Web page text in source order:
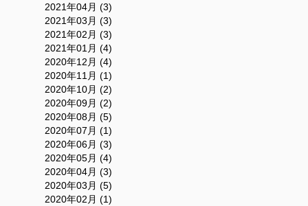
2021年04月 (3)
2021年03月 (3)
2021年02月 (3)
2021年01月 (4)
2020年12月 (4)
2020年11月 (1)
2020年10月 (2)
2020年09月 (2)
2020年08月 (5)
2020年07月 (1)
2020年06月 (3)
2020年05月 (4)
2020年04月 (3)
2020年03月 (5)
2020年02月 (1)